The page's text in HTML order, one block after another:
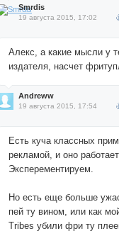
Smrdis
19 августа 2015, 17:02
Алекс, а какие мысли у
издателя, насчет
Andreww
19 августа 2015, 17:54
Есть куча классных
рекламой, и оно
Эксперементируем.
Но есть еще больше
пей ту вином, или как
Tribes убили фри ту